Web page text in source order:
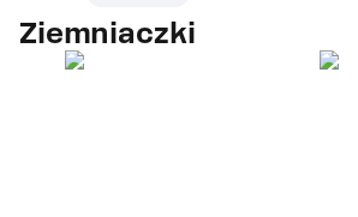
Ziemniaczki